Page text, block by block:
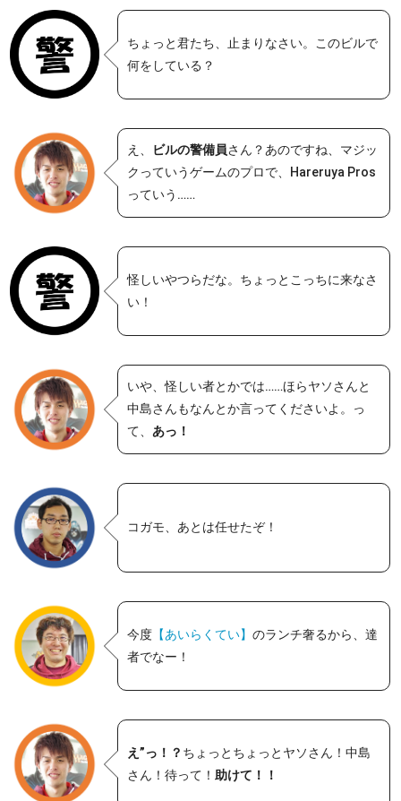
ちょっと君たち、止まりなさい。このビルで
何をしている？
え、 ビルの警備員さん？あのですね、マジッ
クっていうゲームのプロで、Hareruya Pros
っていう……
怪しいやつらだな。ちょっとこっちに来なさ
い！
いや、怪しい者とかでは……ほらヤソさんと
中島さんもなんとか言ってくださいよ。っ
て、 あっ！
コガモ、あとは任せたぞ！
今度 【あいらくてい】のランチ奢るから、達
者でなー！
え”っ！？ ちょっとちょっとヤソさん！中島
さん！待って！ 助けて！！